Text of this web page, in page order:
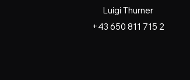
Luigi Thurner
+43 650 811 715 2